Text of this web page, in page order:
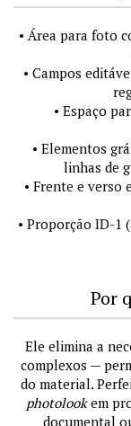
• Área para foto
• Campos
• Espaço
• Elementos
linhas de
• Frente e verso
• Proporção ID-1
Por
Ele elimina a
complexos —
do material.
photolookem
documental